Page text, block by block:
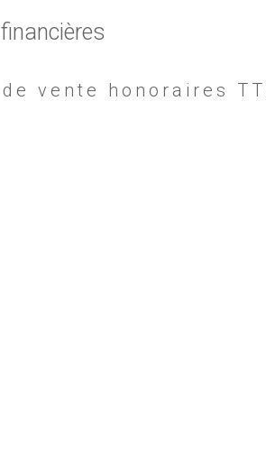
Valeurs
vente honoraires